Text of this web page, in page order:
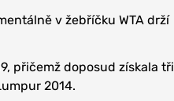
v žebříčku WTA drží
přičemž doposud získala tři
2014.